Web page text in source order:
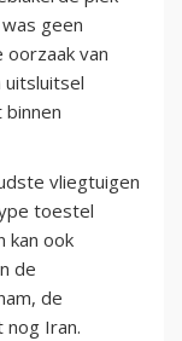
geen
van
uitsluitsel
vliegtuigen
toestel
kan ook
de
de
nog Iran.